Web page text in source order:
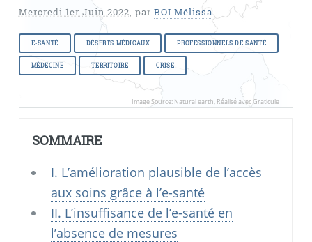
Mercredi 1er Juin 2022, par BOI Mélissa
E-SANTÉ DÉSERTS MÉDICAUX PROFESSIONNELS DE SANTÉ
MÉDECINE TERRITOIRE CRISE
Image Source: Natural earth, Réalisé avec Graticule
SOMMAIRE
I. L’amélioration plausible de l’accès
aux soins grâce à l’e-santé
II. L’insuffisance de l’e-santé en
l’absence de mesures